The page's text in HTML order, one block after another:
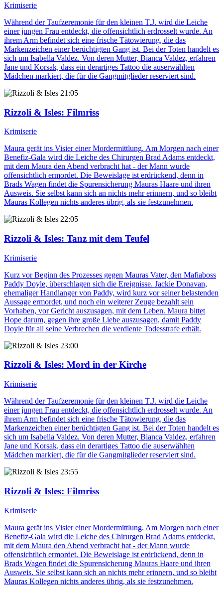
Krimiserie
Während der Taufzeremonie für den kleinen T.J. wird die Leiche
einer jungen Frau entdeckt, die offensichtlich erdrosselt wurde. An
ihrem Arm befindet sich eine frische Tätowierung, die das
Markenzeichen einer berüchtigten Gang ist. Bei der Toten handelt es
sich um Isabella Valdez. Von deren Mutter, Bianca Valdez, erfahren
Jane und Korsak, dass ein derartiges Tattoo die auserwählten
Mädchen markiert, die für die Gangmitglieder reserviert sind.
21:05
Rizzoli & Isles: Filmriss
Krimiserie
Maura gerät ins Visier einer Mordermittlung. Am Morgen nach einer
Benefiz-Gala wird die Leiche des Chirurgen Brad Adams entdeckt,
mit dem Maura den Abend verbracht hat - der Mann wurde
offensichtlich ermordet. Die Beweislage ist erdrückend, denn in
Brads Wagen findet die Spurensicherung Mauras Haare und ihren
Ausweis. Sie selbst kann sich an nichts mehr erinnern, und so bleibt
Mauras Kollegen nichts anderes übrig, als sie festzunehmen.
22:05
Rizzoli & Isles: Tanz mit dem Teufel
Krimiserie
Kurz vor Beginn des Prozesses gegen Mauras Vater, den Mafiaboss
Paddy Doyle, überschlagen sich die Ereignisse. Jackie Donavan,
ehemaliger Handlanger von Paddy, wird kurz vor seiner belastenden
Aussage ermordet, und noch ein weiterer Zeuge bezahlt sein
Vorhaben, vor Gericht auszusagen, mit dem Leben. Maura bittet
Hope darum, gegen ihre große Liebe auszusagen, damit Paddy
Doyle für all seine Verbrechen die verdiente Todesstrafe erhält.
23:00
Rizzoli & Isles: Mord in der Kirche
Krimiserie
Während der Taufzeremonie für den kleinen T.J. wird die Leiche
einer jungen Frau entdeckt, die offensichtlich erdrosselt wurde. An
ihrem Arm befindet sich eine frische Tätowierung, die das
Markenzeichen einer berüchtigten Gang ist. Bei der Toten handelt es
sich um Isabella Valdez. Von deren Mutter, Bianca Valdez, erfahren
Jane und Korsak, dass ein derartiges Tattoo die auserwählten
Mädchen markiert, die für die Gangmitglieder reserviert sind.
23:55
Rizzoli & Isles: Filmriss
Krimiserie
Maura gerät ins Visier einer Mordermittlung. Am Morgen nach einer
Benefiz-Gala wird die Leiche des Chirurgen Brad Adams entdeckt,
mit dem Maura den Abend verbracht hat - der Mann wurde
offensichtlich ermordet. Die Beweislage ist erdrückend, denn in
Brads Wagen findet die Spurensicherung Mauras Haare und ihren
Ausweis. Sie selbst kann sich an nichts mehr erinnern, und so bleibt
Mauras Kollegen nichts anderes übrig, als sie festzunehmen.